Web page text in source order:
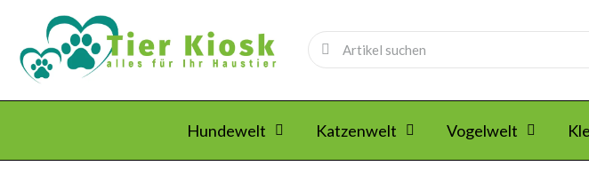
Hundewelt Katzenwelt Vogelwelt